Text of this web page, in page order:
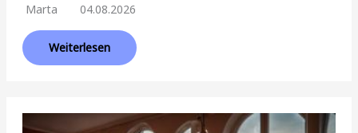
Marta 04.08.2026
Weiterlesen